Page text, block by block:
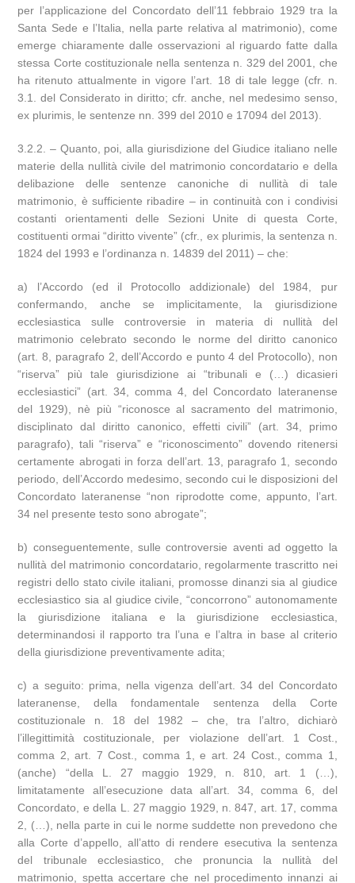
per l’applicazione del Concordato dell’11 febbraio 1929 tra la
Santa Sede e l’Italia, nella parte relativa al matrimonio), come
emerge chiaramente dalle osservazioni al riguardo fatte dalla
stessa Corte costituzionale nella sentenza n. 329 del 2001, che
ha ritenuto attualmente in vigore l’art. 18 di tale legge (cfr. n.
3.1. del Considerato in diritto; cfr. anche, nel medesimo senso,
ex plurimis, le sentenze nn. 399 del 2010 e 17094 del 2013).
3.2.2. – Quanto, poi, alla giurisdizione del Giudice italiano nelle
materie della nullità civile del matrimonio concordatario e della
delibazione delle sentenze canoniche di nullità di tale
matrimonio, è sufficiente ribadire – in continuità con i condivisi
costanti orientamenti delle Sezioni Unite di questa Corte,
costituenti ormai “diritto vivente” (cfr., ex plurimis, la sentenza n.
1824 del 1993 e l’ordinanza n. 14839 del 2011) – che:
a) l’Accordo (ed il Protocollo addizionale) del 1984, pur
confermando, anche se implicitamente, la giurisdizione
ecclesiastica sulle controversie in materia di nullità del
matrimonio celebrato secondo le norme del diritto canonico
(art. 8, paragrafo 2, dell’Accordo e punto 4 del Protocollo), non
“riserva” più tale giurisdizione ai “tribunali e (…) dicasieri
ecclesiastici” (art. 34, comma 4, del Concordato lateranense
del 1929), nè più “riconosce al sacramento del matrimonio,
disciplinato dal diritto canonico, effetti civili” (art. 34, primo
paragrafo), tali “riserva” e “riconoscimento” dovendo ritenersi
certamente abrogati in forza dell’art. 13, paragrafo 1, secondo
periodo, dell’Accordo medesimo, secondo cui le disposizioni del
Concordato lateranense “non riprodotte come, appunto, l’art.
34 nel presente testo sono abrogate”;
b) conseguentemente, sulle controversie aventi ad oggetto la
nullità del matrimonio concordatario, regolarmente trascritto nei
registri dello stato civile italiani, promosse dinanzi sia al giudice
ecclesiastico sia al giudice civile, “concorrono” autonomamente
la giurisdizione italiana e la giurisdizione ecclesiastica,
determinandosi il rapporto tra l’una e l’altra in base al criterio
della giurisdizione preventivamente adita;
c) a seguito: prima, nella vigenza dell’art. 34 del Concordato
lateranense, della fondamentale sentenza della Corte
costituzionale n. 18 del 1982 – che, tra l’altro, dichiarò
l’illegittimità costituzionale, per violazione dell’art. 1 Cost.,
comma 2, art. 7 Cost., comma 1, e art. 24 Cost., comma 1,
(anche) “della L. 27 maggio 1929, n. 810, art. 1 (…),
limitatamente all’esecuzione data all’art. 34, comma 6, del
Concordato, e della L. 27 maggio 1929, n. 847, art. 17, comma
2, (…), nella parte in cui le norme suddette non prevedono che
alla Corte d’appello, all’atto di rendere esecutiva la sentenza
del tribunale ecclesiastico, che pronuncia la nullità del
matrimonio, spetta accertare che nel procedimento innanzi ai